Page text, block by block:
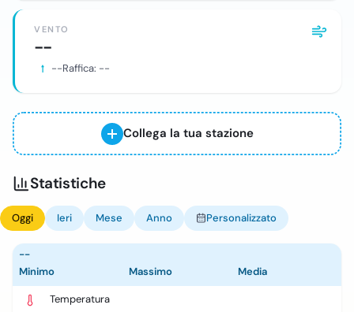
VENTO
--
--Raffica: --
Collega la tua stazione
Statistiche
Oggi Ieri Mese Anno Personalizzato
--
Minimo
Massimo Media
Temperatura